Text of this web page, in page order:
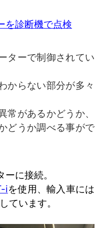
を診断機で点検
ターで制御されてい
からない部分が多々
常があるかどうか、
どうか調べる事がで
に接続。
iを使用、輸入車には
ています。